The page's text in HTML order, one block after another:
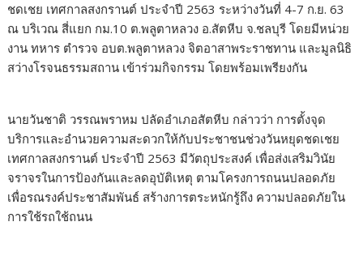
ชดเชย เทศกาลสงกรานต์ ประจำปี 2563 ระหว่างวันที่ 4-7 ก.ย. 63
ณ บริเวณ สี่แยก กม.10 ต.พลูตาหลวง อ.สัตหีบ จ.ชลบุรี โดยมีหน่วย
งาน ทหาร ตำรวจ อบต.พลูตาหลวง จิตอาสาพระราชทาน และมูลนิธิ
สว่างโรจนธรรมสถาน เข้าร่วมกิจกรรม โดยพร้อมเพรียงกัน
นายวันชาติ วรรณพราหม ปลัดอำเภอสัตหีบ กล่าวว่า การตั้งจุด
บริการและอำนวยความสะดวกให้กับประชาชนช่วงวันหยุดชดเชย
เทศกาลสงกรานต์ ประจำปี 2563 มีวัตถุประสงค์ เพื่อส่งเสริมวินัย
จราจรในการป้องกันและลดอุบัติเหตุ ตามโครงการถนนปลอดภัย
เพื่อรณรงค์ประชาสัมพันธ์ สร้างการตระหนักรู้ถึง ความปลอดภัยใน
การใช้รถใช้ถนน